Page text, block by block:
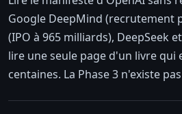
Google DeepMind (recrutement
(IPO à 965 milliards), DeepSeek
lire une seule page d'un livre qui
centaines. La Phase 3 n'existe